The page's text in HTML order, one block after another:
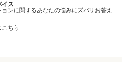
イス
ンに関するあなたの悩みにズバリお答え
ちら